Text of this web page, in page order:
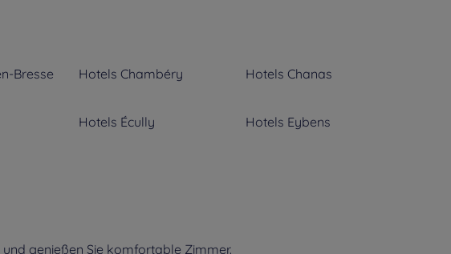
Bresse Hotels Chambéry Hotels Chanas
Hotels Écully Hotels Eybens
genießen Sie komfortable Zimmer.